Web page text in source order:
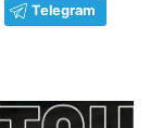
Telegram